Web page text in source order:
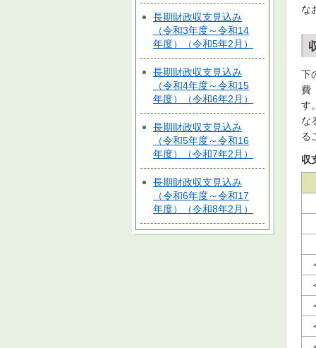
長期財政収支見込み
（令和3年度～令和14
年度）（令和5年2月）
長期財政収支見込み
（令和4年度～令和15
年度）（令和6年2月）
長期財政収支見込み
（令和5年度～令和16
年度）（令和7年2月）
長期財政収支見込み
（令和6年度～令和17
年度）（令和8年2月）
な
下
費
す
な
る
収